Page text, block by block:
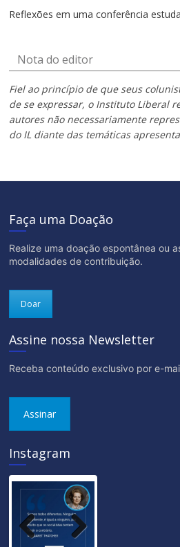
Reflexões em uma conferência
Nota do editor
Fiel ao princípio de que seus
de se expressar, o Instituto Liberal
autores não necessariamente
do IL diante das temáticas
Faça uma Doação
Realize uma doação espontânea ou
modalidades de contribuição.
Doar
Assine nossa Newsletter
Receba conteúdo exclusivo por e-
Assinar
Instagram